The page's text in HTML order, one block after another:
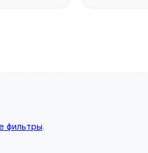
фильтры.